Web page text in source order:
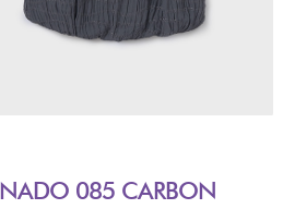
085 CARBON